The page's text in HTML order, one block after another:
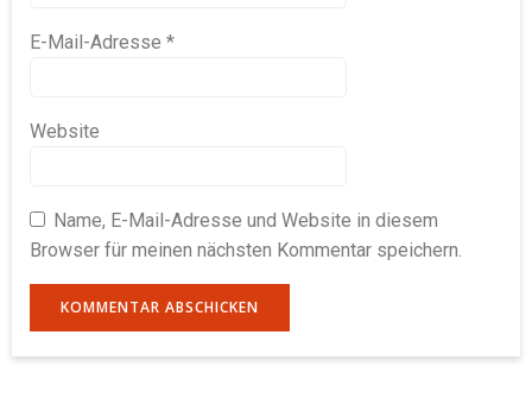
E-Mail-Adresse *
Website
Name, E-Mail-Adresse und Website in diesem
Browser für meinen nächsten Kommentar speichern.